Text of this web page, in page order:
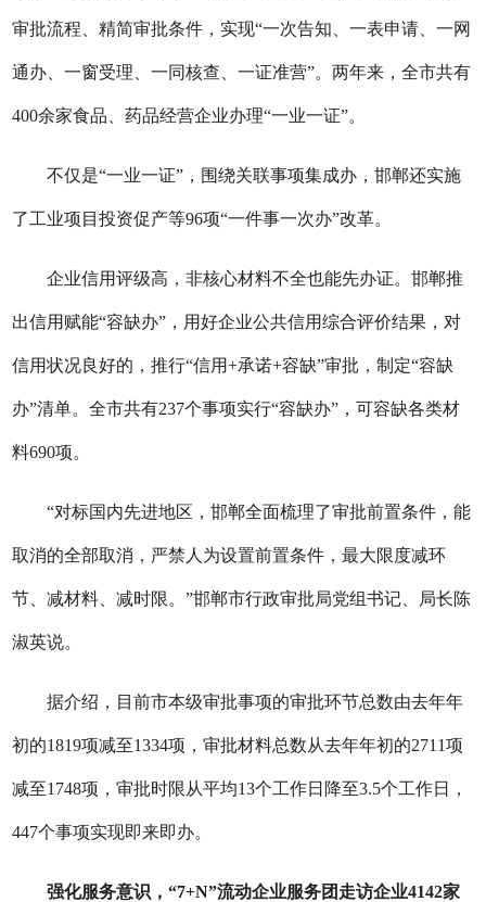
审批流程、精简审批条件，实现“一次告知、一表申请、一网
通办、一窗受理、一同核查、一证准营”。两年来，全市共有
400余家食品、药品经营企业办理“一业一证”。
不仅是“一业一证”，围绕关联事项集成办，邯郸还实施
了工业项目投资促产等96项“一件事一次办”改革。
企业信用评级高，非核心材料不全也能先办证。邯郸推
出信用赋能“容缺办”，用好企业公共信用综合评价结果，对
信用状况良好的，推行“信用+承诺+容缺”审批，制定“容缺
办”清单。全市共有237个事项实行“容缺办”，可容缺各类材
料690项。
“对标国内先进地区，邯郸全面梳理了审批前置条件，能
取消的全部取消，严禁人为设置前置条件，最大限度减环
节、减材料、减时限。”邯郸市行政审批局党组书记、局长陈
淑英说。
据介绍，目前市本级审批事项的审批环节总数由去年年
初的1819项减至1334项，审批材料总数从去年年初的2711项
减至1748项，审批时限从平均13个工作日降至3.5个工作日，
447个事项实现即来即办。
强化服务意识，“7+N”流动企业服务团走访企业4142家